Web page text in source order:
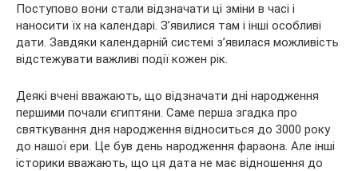
Поступово вони стали відзначати ці зміни в часі і
наносити їх на календарі. З’явилися там і інші особливі
дати. Завдяки календарній системі з’явилася можливість
відстежувати важливі події кожен рік.
Деякі вчені вважають, що відзначати дні народження
першими почали єгиптяни. Саме перша згадка про
святкування дня народження відноситься до 3000 року
до нашої ери. Це був день народження фараона. Але інші
історики вважають, що ця дата не має відношення до